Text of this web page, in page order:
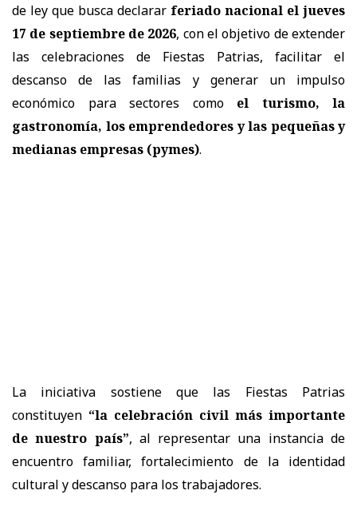
de ley que busca declarar feriado nacional el jueves
17 de septiembre de 2026, con el objetivo de extender
las celebraciones de Fiestas Patrias, facilitar el
descanso de las familias y generar un impulso
económico para sectores como el turismo, la
gastronomía, los emprendedores y las pequeñas y
medianas empresas (pymes).
La iniciativa sostiene que las Fiestas Patrias
constituyen “la celebración civil más importante
de nuestro país”, al representar una instancia de
encuentro familiar, fortalecimiento de la identidad
cultural y descanso para los trabajadores.